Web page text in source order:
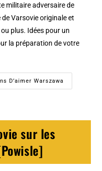
militaire adversaire de
de Varsovie originale et
plus. Idées pour un
la préparation de votre
D’aimer Warszawa
sur les